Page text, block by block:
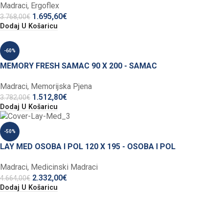
Madraci, Ergoflex
3.768,00€ 1.695,60€
Dodaj U Košaricu
-60%
MEMORY FRESH SAMAC 90 X 200 - SAMAC
Madraci, Memorijska Pjena
3.782,00€ 1.512,80€
Dodaj U Košaricu
-50%
LAY MED OSOBA I POL 120 X 195 - OSOBA I POL
Madraci, Medicinski Madraci
4.664,00€ 2.332,00€
Dodaj U Košaricu